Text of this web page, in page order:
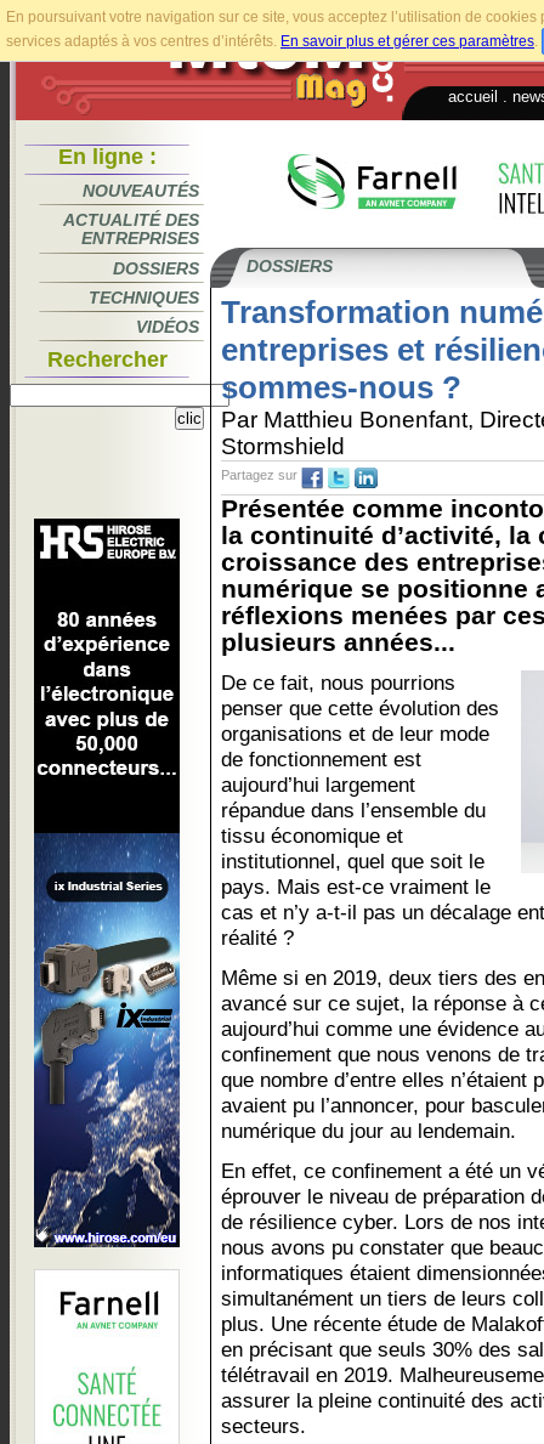
En poursuivant votre navigation sur ce site, vous acceptez l’utilisation de
services adaptés à vos centres d’intérêts. En savoir plus et gérer ces paramètres.
accueil
En ligne :
NOUVEAUTÉS
ACTUALITÉ DES
ENTREPRISES
DOSSIERS
TECHNIQUES
VIDÉOS
Rechercher
DOSSIERS
Transformation
entreprises et
sommes-nous ?
Par Matthieu Bonenfant,
Stormshield
Partagez sur
Présentée comme
la continuité d’activité,
croissance des
numérique se positionne
réflexions menées par
plusieurs années...
De ce fait, nous pourrions
penser que cette évolution des
organisations et de leur mode
de fonctionnement est
aujourd’hui largement
répandue dans l’ensemble du
tissu économique et
institutionnel, quel que soit le
pays. Mais est-ce vraiment le
cas et n’y a-t-il pas un décalage
réalité ?
Même si en 2019, deux tiers des
avancé sur ce sujet, la réponse à
aujourd’hui comme une évidence
confinement que nous venons de
que nombre d’entre elles n’étaient
avaient pu l’annoncer, pour
numérique du jour au lendemain.
En effet, ce confinement a été un
éprouver le niveau de préparation
de résilience cyber. Lors de nos
nous avons pu constater que
informatiques étaient
simultanément un tiers de leurs
plus. Une récente étude de
en précisant que seuls 30% des
télétravail en 2019.
assurer la pleine continuité des
secteurs.